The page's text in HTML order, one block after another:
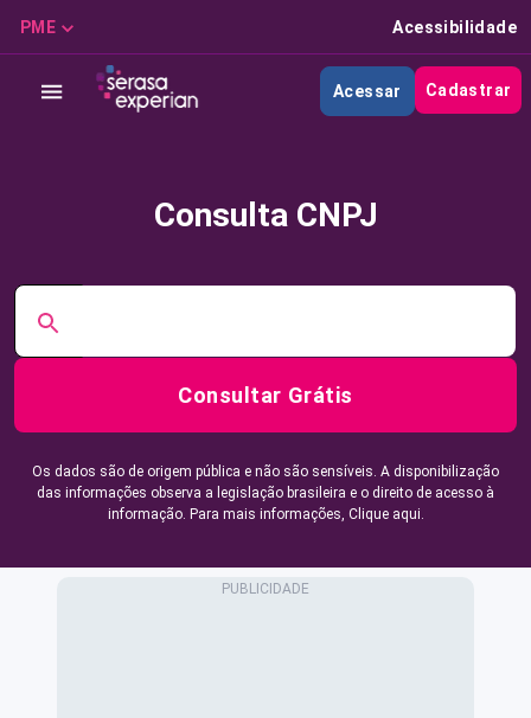
PME Acessibilidade
Acessar Cadastrar
Consulta CNPJ
Consultar Grátis
Os dados são de origem pública e não são sensíveis. A disponibilização
das informações observa a legislação brasileira e o direito de acesso à
informação. Para mais informações, Clique aqui.